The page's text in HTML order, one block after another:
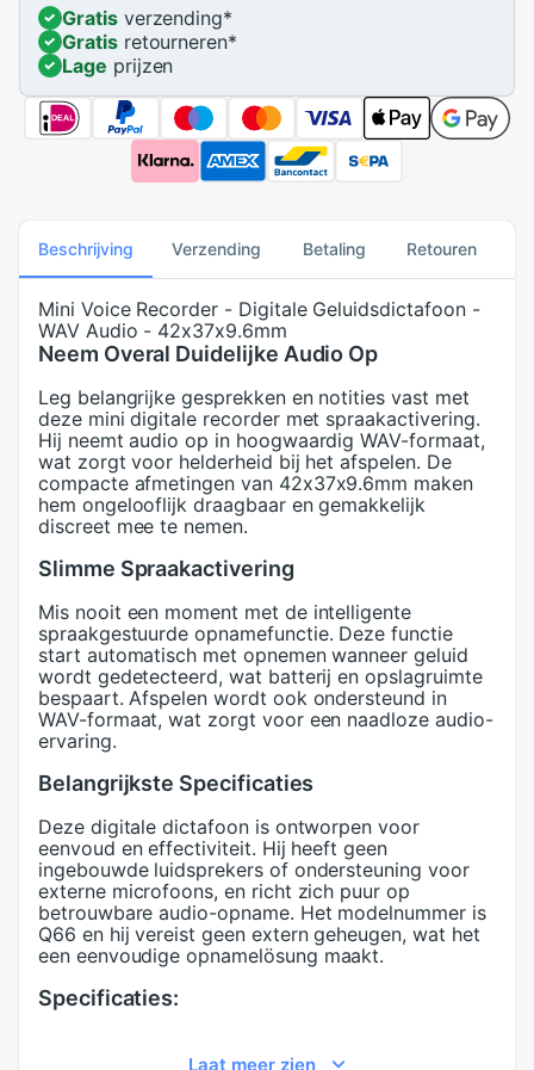
Gratisverzending*
Gratisretourneren*
Lage prijzen
Beschrijving Verzending Betaling Retouren
Mini Voice Recorder - Digitale Geluidsdictafoon -
WAV Audio - 42x37x9.6mm
Neem Overal Duidelijke Audio Op
Leg belangrijke gesprekken en notities vast met
deze mini digitale recorder met spraakactivering.
Hij neemt audio op in hoogwaardig WAV-formaat,
wat zorgt voor helderheid bij het afspelen. De
compacte afmetingen van 42x37x9.6mm maken
hem ongelooflijk draagbaar en gemakkelijk
discreet mee te nemen.
Slimme Spraakactivering
Mis nooit een moment met de intelligente
spraakgestuurde opnamefunctie. Deze functie
start automatisch met opnemen wanneer geluid
wordt gedetecteerd, wat batterij en opslagruimte
bespaart. Afspelen wordt ook ondersteund in
WAV-formaat, wat zorgt voor een naadloze audio-
ervaring.
Belangrijkste Specificaties
Deze digitale dictafoon is ontworpen voor
eenvoud en effectiviteit. Hij heeft geen
ingebouwde luidsprekers of ondersteuning voor
externe microfoons, en richt zich puur op
betrouwbare audio-opname. Het modelnummer is
Q66 en hij vereist geen extern geheugen, wat het
een eenvoudige opnamelösung maakt.
Specificaties:
Afmetingen (BxHxD): 42*37*9.6mm
Laat meer zien